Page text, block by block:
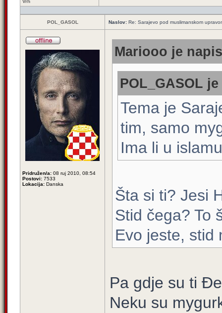
Vrh
POL_GASOL Naslov: Re: Sarajevo pod muslimanskom
Pridružen/a: 08 ruj 2010, 08:54
Postovi: 7533
Lokacija: Danska
Mariooo je
POL_GASOL
Tema je
tim, samo
Ima li u
Šta si ti? Jesi
Stid čega? To
Evo jeste, stid
Pa gdje su ti
Neku su